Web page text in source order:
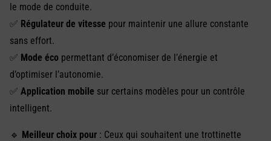
le mode de conduite.
✅ Régulateur de vitesse pour maintenir une allure constante
sans effort.
✅ Mode éco permettant d’économiser de l’énergie et
d’optimiser l’autonomie.
✅ Application mobile sur certains modèles pour un contrôle
intelligent.
🔹 Meilleur choix pour : Ceux qui souhaitent une trottinette